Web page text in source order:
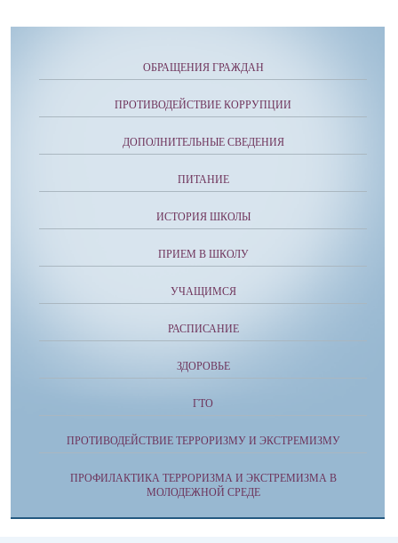
ОБРАЩЕНИЯ ГРАЖДАН
ПРОТИВОДЕЙСТВИЕ КОРРУПЦИИ
ДОПОЛНИТЕЛЬНЫЕ СВЕДЕНИЯ
ПИТАНИЕ
ИСТОРИЯ ШКОЛЫ
ПРИЕМ В ШКОЛУ
УЧАЩИМСЯ
РАСПИСАНИЕ
ЗДОРОВЬЕ
ГТО
ПРОТИВОДЕЙСТВИЕ ТЕРРОРИЗМУ И ЭКСТРЕМИЗМУ
ПРОФИЛАКТИКА ТЕРРОРИЗМА И ЭКСТРЕМИЗМА В
МОЛОДЕЖНОЙ СРЕДЕ